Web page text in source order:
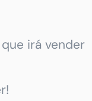
irá vender